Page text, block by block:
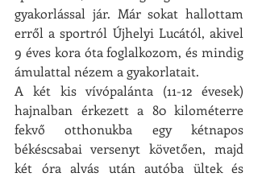
gyakorlással jár. Már sokat hallottam
erről a sportról Újhelyi Lucától, akivel
9 éves kora óta foglalkozom, és mindig
ámulattal nézem a gyakorlatait.
A két kis vívópalánta (11-12 évesek)
hajnalban érkezett a 80 kilométerre
fekvő otthonukba egy kétnapos
békéscsabai versenyt követően, majd
két óra alvás után autóba ültek és